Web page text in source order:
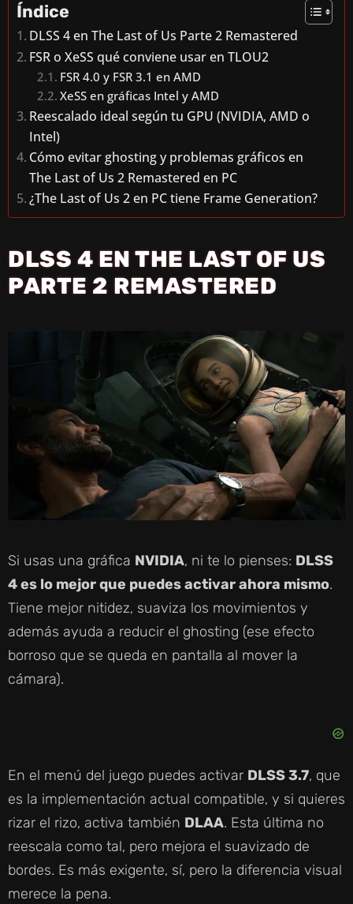
Índice
DLSS 4 en The Last of Us Parte 2 Remastered
FSR o XeSS qué conviene usar en TLOU2
FSR 4.0 y FSR 3.1 en AMD
XeSS en gráficas Intel y AMD
Reescalado ideal según tu GPU (NVIDIA, AMD o
Intel)
Cómo evitar ghosting y problemas gráficos en
The Last of Us 2 Remastered en PC
¿The Last of Us 2 en PC tiene Frame Generation?
DLSS 4 EN THE LAST OF US
PARTE 2 REMASTERED
Si usas una gráfica NVIDIA, ni te lo pienses: DLSS
4 es lo mejor que puedes activar ahora mismo.
Tiene mejor nitidez, suaviza los movimientos y
además ayuda a reducir el ghosting (ese efecto
borroso que se queda en pantalla al mover la
cámara).
En el menú del juego puedes activar DLSS 3.7, que
es la implementación actual compatible, y si quieres
rizar el rizo, activa también DLAA. Esta última no
reescala como tal, pero mejora el suavizado de
bordes. Es más exigente, sí, pero la diferencia visual
merece la pena.